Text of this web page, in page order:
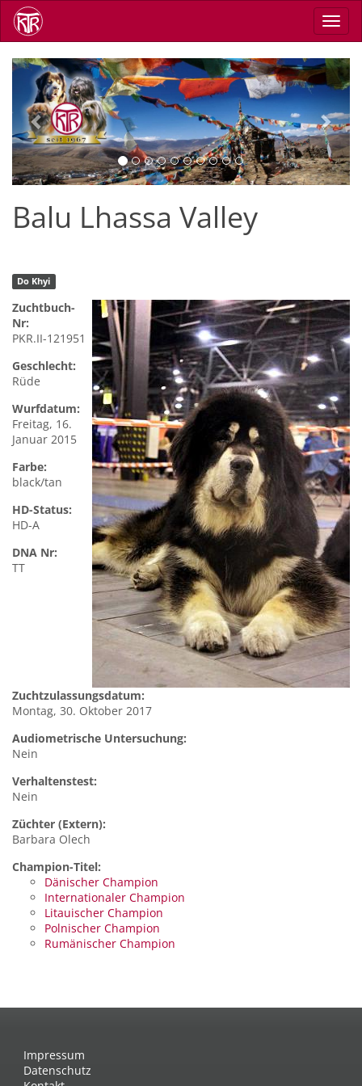
Direkt
zum
Inhalt
Previous Next
Balu Lhassa Valley
Do Khyi
Zuchtbuch-
Nr:
PKR.II-121951
Geschlecht:
Rüde
Wurfdatum:
Freitag, 16.
Januar 2015
Farbe:
black/tan
HD-Status:
HD-A
DNA Nr:
TT
Zuchtzulassungsdatum:
Montag, 30. Oktober 2017
Audiometrische Untersuchung:
Nein
Verhaltenstest:
Nein
Züchter (Extern):
Barbara Olech
Champion-Titel:
Dänischer Champion
Internationaler Champion
Litauischer Champion
Polnischer Champion
Rumänischer Champion
Impressum
Datenschutz